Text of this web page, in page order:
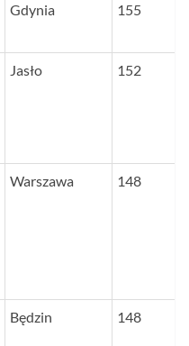
Gdynia 155
Jasło 152
Warszawa 148
Będzin 148